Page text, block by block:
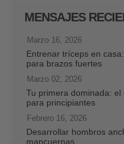
MENSAJES
Marzo 16, 2026
Entrenar tríceps en
para brazos fuertes
Marzo 02, 2026
Tu primera dominada:
para principiantes
Febrero 16, 2026
Desarrollar hombros
mancuernas